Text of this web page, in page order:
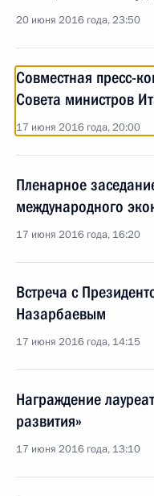
20 июня 2016 года, 23:50
Совместная пресс-
Совета министров
17 июня 2016 года, 20:00
Пленарное
международного
17 июня 2016 года, 16:20
Встреча с
Назарбаевым
17 июня 2016 года, 14:15
Награждение
развития»
17 июня 2016 года, 13:10